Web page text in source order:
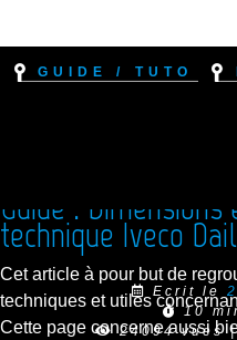
Guide / Tuto
Guide :
technique Iveco
Ecrit le
10
24094 vues |
Cet article à pour but de
techniques et utiles
Cette page concerne aussi